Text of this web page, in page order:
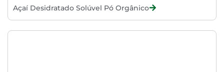
Açaí Desidratado Solúvel Pó Orgânico